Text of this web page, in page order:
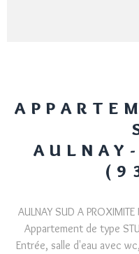
AULNAY SUD A PROXIMITE
Appartement de type
Entrée, salle d'eau avec